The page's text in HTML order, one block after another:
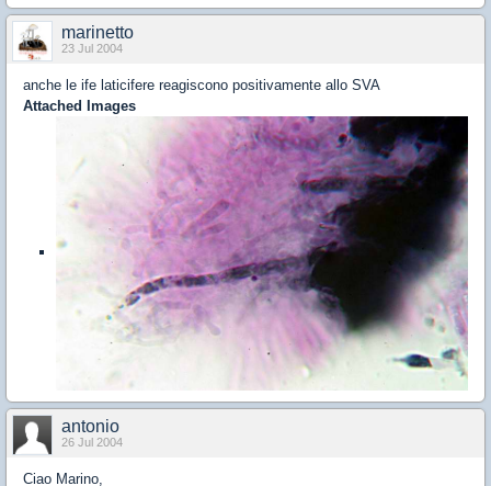
marinetto
23 Jul 2004
anche le ife laticifere reagiscono positivamente allo SVA
Attached Images
antonio
26 Jul 2004
Ciao Marino,